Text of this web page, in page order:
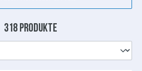
318 Produkte